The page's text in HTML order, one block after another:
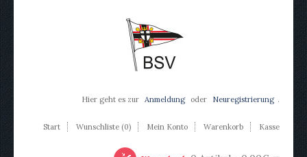
Hier geht es zur Anmeldung oder Neuregistrierung .
Start Wunschliste (0) Mein Konto Warenkorb Kasse